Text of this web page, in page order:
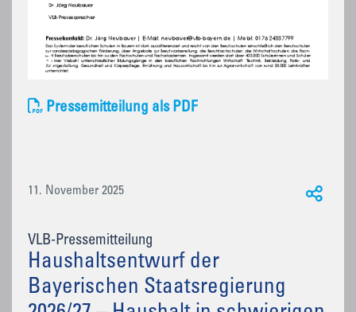
Pressemitteilung als PDF
11. November 2025
VLB-Pressemitteilung
Haushaltsentwurf der
Bayerischen Staatsregierung